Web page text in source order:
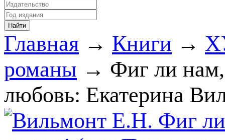
Главная → Книги →
романы → Фиг ли
любовь: Екатерина